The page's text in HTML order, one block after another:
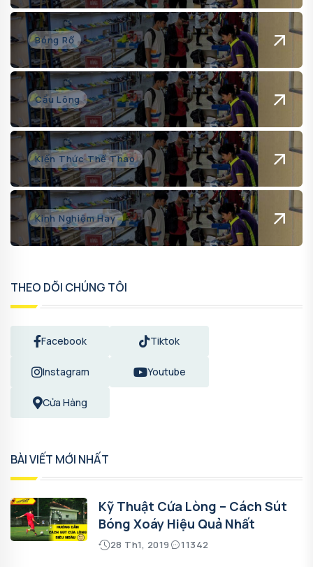
Bóng Rổ
Cầu Lông
Kiến Thức Thể Thao
Kinh Nghiệm Hay
THEO DÕI CHÚNG TÔI
Facebook Tiktok
Instagram Youtube
Cửa Hàng
BÀI VIẾT MỚI NHẤT
Kỹ Thuật Cứa Lòng – Cách Sút
Bóng Xoáy Hiệu Quả Nhất
28 Th1, 2019 11342